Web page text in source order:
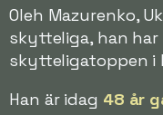
Oleh Mazurenko,
skytteliga, han
skytteligatoppen i
Han är idag 48 år